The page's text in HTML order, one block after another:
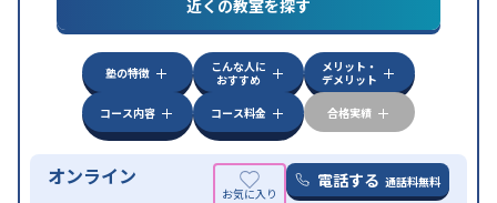
特徴
中高一貫校生に対応授業の振替可能
学習にPC・タブレットを利用オンライン対応1
科目から受講可能
近くの教室を探す
塾の特徴
こんな人に
おすすめ
メリット・
デメリット
コース内容
コース料金 合格実績
オンライン 電話する 通話料無料